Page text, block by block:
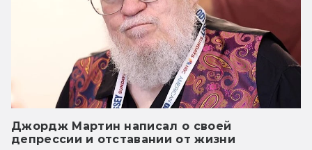
Джордж Мартин написал о своей
депрессии и отставании от жизни